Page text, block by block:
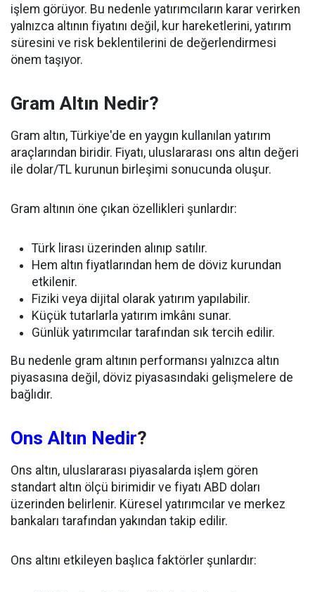
işlem görüyor. Bu nedenle yatırımcıların karar verirken
yalnızca altının fiyatını değil, kur hareketlerini, yatırım
süresini ve risk beklentilerini de değerlendirmesi
önem taşıyor.
Gram Altın Nedir?
Gram altın, Türkiye'de en yaygın kullanılan yatırım
araçlarından biridir. Fiyatı, uluslararası ons altın değeri
ile dolar/TL kurunun birleşimi sonucunda oluşur.
Gram altının öne çıkan özellikleri şunlardır:
Türk lirası üzerinden alınıp satılır.
Hem altın fiyatlarından hem de döviz kurundan
etkilenir.
Fiziki veya dijital olarak yatırım yapılabilir.
Küçük tutarlarla yatırım imkânı sunar.
Günlük yatırımcılar tarafından sık tercih edilir.
Bu nedenle gram altının performansı yalnızca altın
piyasasına değil, döviz piyasasındaki gelişmelere de
bağlıdır.
Ons Altın Nedir?
Ons altın, uluslararası piyasalarda işlem gören
standart altın ölçü birimidir ve fiyatı ABD doları
üzerinden belirlenir. Küresel yatırımcılar ve merkez
bankaları tarafından yakından takip edilir.
Ons altını etkileyen başlıca faktörler şunlardır: